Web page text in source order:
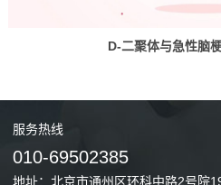
D-二聚体与急性脑
服务热线
010-69502385
地址：北京市通州区环科中路2号院